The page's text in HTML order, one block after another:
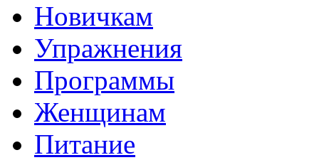
Новичкам
Упражнения
Программы
Женщинам
Питание